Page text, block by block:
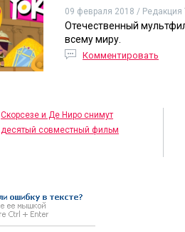
09 февраля 2018 / Редакция
Отечественный
всему миру.
Комментировать
Скорсезе и Де Ниро снимут
десятый совместный фильм